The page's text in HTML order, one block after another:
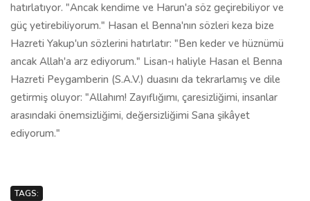
hatırlatıyor. "Ancak kendime ve Harun'a söz geçirebiliyor ve
güç yetirebiliyorum." Hasan el Benna'nın sözleri keza bize
Hazreti Yakup'un sözlerini hatırlatır: "Ben keder ve hüznümü
ancak Allah'a arz ediyorum." Lisan-ı haliyle Hasan el Benna
Hazreti Peygamberin (S.A.V.) duasını da tekrarlamış ve dile
getirmiş oluyor: "Allahım! Zayıflığımı, çaresizliğimi, insanlar
arasındaki önemsizliğimi, değersizliğimi Sana şikâyet
ediyorum."
TAGS: